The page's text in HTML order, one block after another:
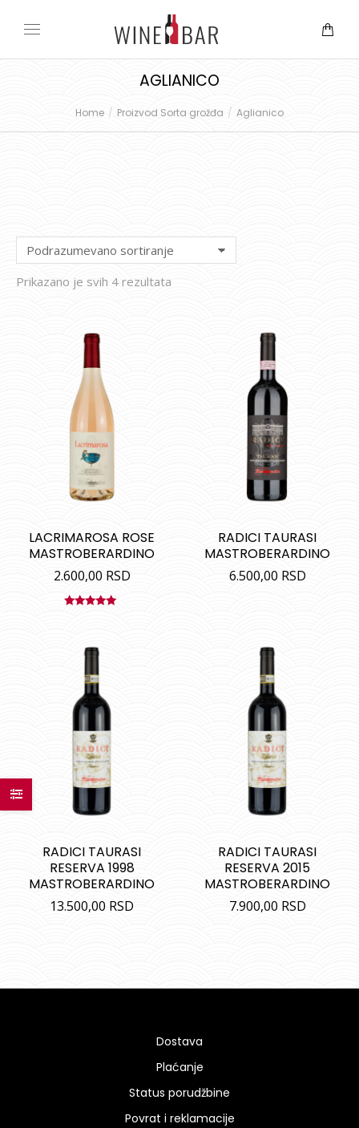
AGLIANICO
You are here:
Home Proizvod Sorta grožđa Aglianico
Prikazano je svih 4 rezultata
LACRIMAROSA ROSE
MASTROBERARDINO
2.600,00 RSD
RADICI TAURASI
MASTROBERARDINO
6.500,00 RSD
RADICI TAURASI
RESERVA 1998
MASTROBERARDINO
13.500,00 RSD
RADICI TAURASI
RESERVA 2015
MASTROBERARDINO
7.900,00 RSD
Dostava
Plaćanje
Status porudžbine
Povrat i reklamacije